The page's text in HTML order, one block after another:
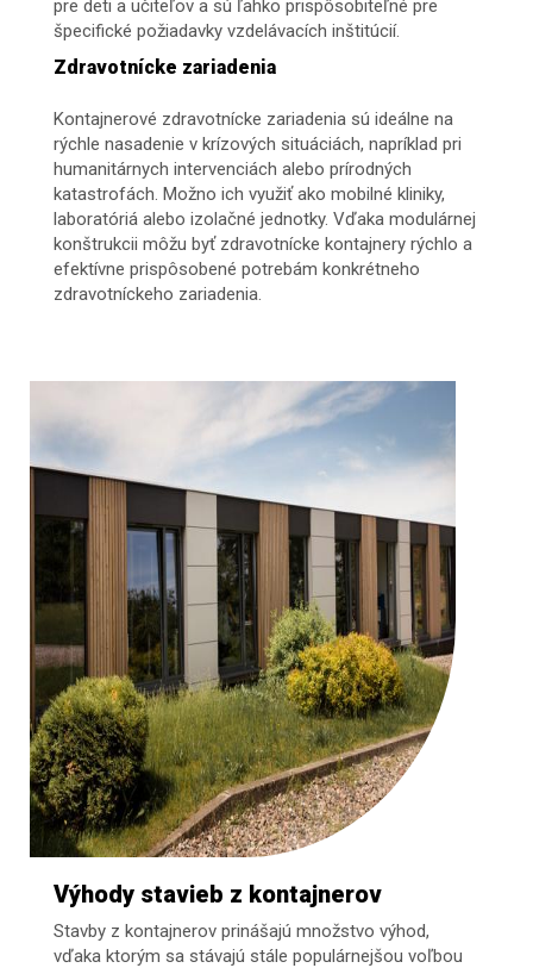
pre deti a učiteľov a sú ľahko prispôsobiteľné pre
špecifické požiadavky vzdelávacích inštitúcií.
Zdravotnícke zariadenia
Kontajnerové zdravotnícke zariadenia sú ideálne na
rýchle nasadenie v krízových situáciách, napríklad pri
humanitárnych intervenciách alebo prírodných
katastrofách. Možno ich využiť ako mobilné kliniky,
laboratóriá alebo izolačné jednotky. Vďaka modulárnej
konštrukcii môžu byť zdravotnícke kontajnery rýchlo a
efektívne prispôsobené potrebám konkrétneho
zdravotníckeho zariadenia.
Výhody stavieb z kontajnerov
Stavby z kontajnerov prinášajú množstvo výhod,
vďaka ktorým sa stávajú stále populárnejšou voľbou